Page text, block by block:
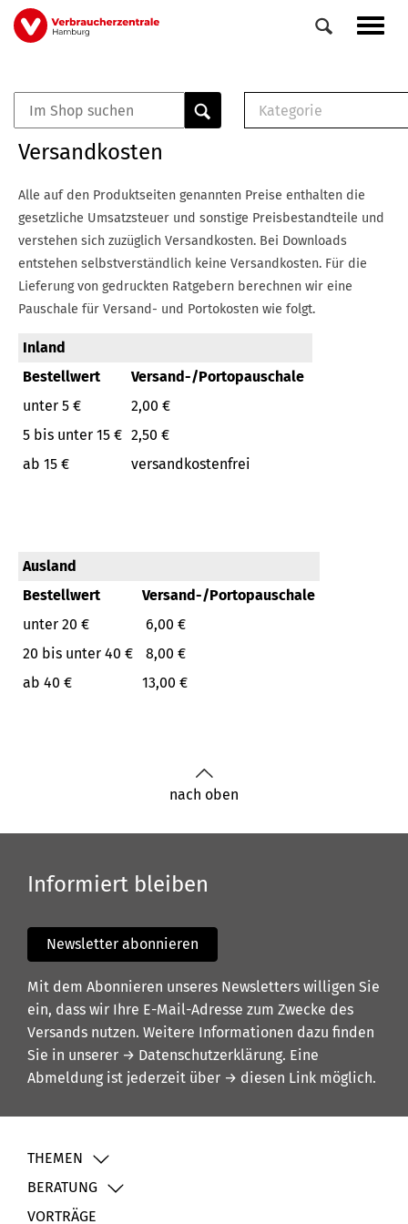
Direkt
zum
Veranstaltungen
0
Kategorie
E-Broschüre
Checklisten (PDF)
Broschüre
Buch
Versandkosten
Alle auf den Produktseiten genannten Preise enthalten die
gesetzliche Umsatzsteuer und sonstige Preisbestandteile und
verstehen sich zuzüglich Versandkosten. Bei Downloads
entstehen selbstverständlich keine Versandkosten. Für die
Lieferung von gedruckten Ratgebern berechnen wir eine
Pauschale für Versand- und Portokosten wie folgt.
Inland
Bestellwert
Versand-/Portopauschale
unter 5 €
2,00 €
5 bis unter 15 € 2,50 €
ab 15 €
versandkostenfrei
Ausland
Bestellwert
Versand-/Portopauschale
unter 20 €
6,00 €
20 bis unter 40 €
8,00 €
ab 40 €
13,00 €
nach oben
Informiert bleiben
Newsletter abonnieren
Mit dem Abonnieren unseres Newsletters willigen Sie
ein, dass wir Ihre E-Mail-Adresse zum Zwecke des
Versands nutzen. Weitere Informationen dazu finden
Sie in unserer → Datenschutzerklärung. Eine
Abmeldung ist jederzeit über → diesen Link möglich.
THEMEN
BERATUNG
VORTRÄGE